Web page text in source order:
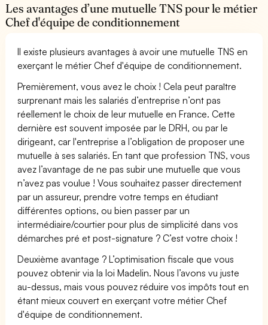
Les avantages d’une mutuelle TNS pour le métier
Chef d'équipe de conditionnement
Il existe plusieurs avantages à avoir une mutuelle TNS en
exerçant le métier Chef d'équipe de conditionnement.
Premièrement, vous avez le choix ! Cela peut paraître
surprenant mais les salariés d’entreprise n’ont pas
réellement le choix de leur mutuelle en France. Cette
dernière est souvent imposée par le DRH, ou par le
dirigeant, car l'entreprise a l’obligation de proposer une
mutuelle à ses salariés. En tant que profession TNS, vous
avez l’avantage de ne pas subir une mutuelle que vous
n’avez pas voulue ! Vous souhaitez passer directement
par un assureur, prendre votre temps en étudiant
différentes options, ou bien passer par un
intermédiaire/courtier pour plus de simplicité dans vos
démarches pré et post-signature ? C’est votre choix !
Deuxième avantage ? L’optimisation fiscale que vous
pouvez obtenir via la loi Madelin. Nous l’avons vu juste
au-dessus, mais vous pouvez réduire vos impôts tout en
étant mieux couvert en exerçant votre métier Chef
d'équipe de conditionnement.